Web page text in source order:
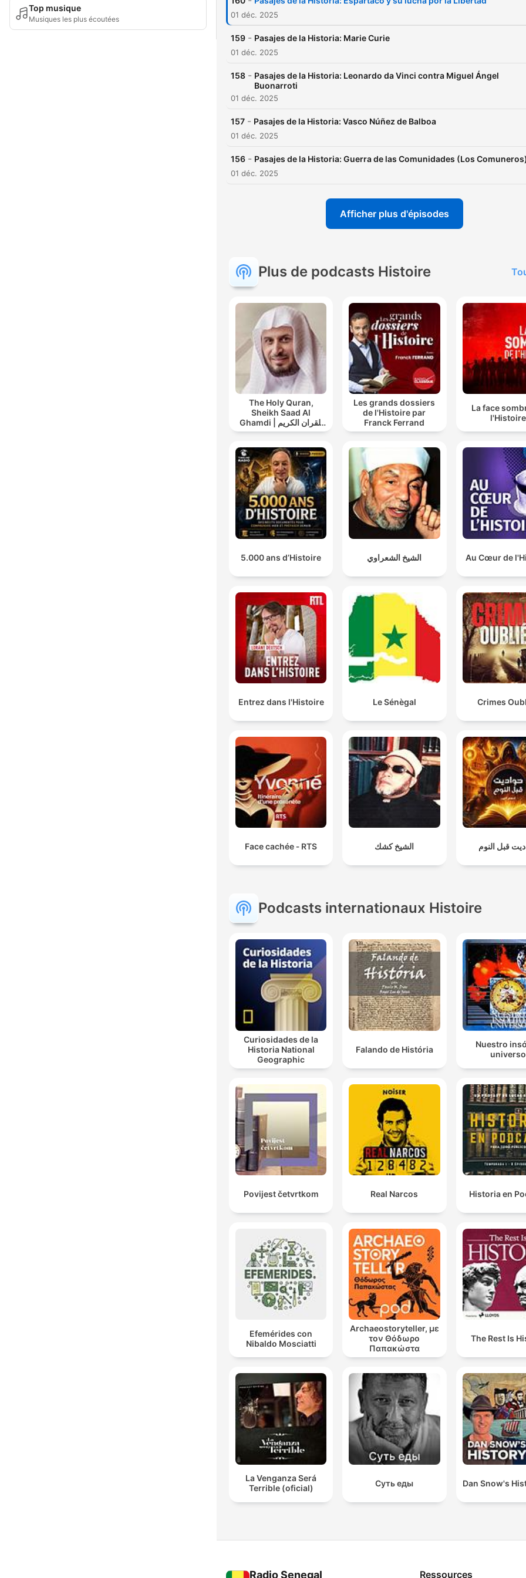
Top musique
Musiques les plus écoutées 01 déc. 2025
159 - Pasajes de la Historia: Marie Curie
01 déc. 2025
158 - Pasajes de la Historia: Leonardo da Vinci contra Miguel Ángel
Buonarroti
01 déc. 2025
157 - Pasajes de la Historia: Vasco Núñez de Balboa
01 déc. 2025
156 - Pasajes de la Historia: Guerra de las Comunidades (Los
01 déc. 2025
Afficher plus d'épisodes
Plus de podcasts Histoire
The Holy Quran,
Sheikh Saad Al
Ghamdi | القران الكريم
سعد الغامدي
Les grands dossiers
de l'Histoire par
Franck Ferrand
La face
l'Histoire
5.000 ans d’Histoire الشيخ الشعراوي Au Cœur de
Entrez dans l'Histoire Le Sénègal Crimes
Face cachée ‐ RTS الشيخ كشك قبل النوم
Podcasts internationaux Histoire
Curiosidades de la
Historia National
Geographic
Falando de História
Nuestro
universo
Povijest četvrtkom Real Narcos Historia en
Efemérides con
Nibaldo Mosciatti
Archaeostoryteller, με
τον Θόδωρο
Παπακώστα
The Rest Is
La Venganza Será
Terrible (oficial)
Суть еды Dan Snow's
Radio Senegal Ressources